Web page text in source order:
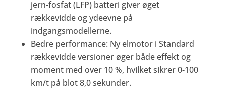
jern-fosfat (LFP) batteri giver øget
rækkevidde og ydeevne på
indgangsmodellerne.
Bedre performance: Ny elmotor i Standard
rækkevidde versioner øger både effekt og
moment med over 10 %, hvilket sikrer 0-100
km/t på blot 8,0 sekunder.